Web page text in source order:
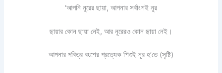
‘আপনি নূরের ছায়া, আপনার সর্বাংশই নূর
ছায়ার কোন ছায়া নেই, আর নূরেরও কোন ছায়া নেই।
আপনার পবিত্র বংশের প্রত্যেক শিশুই নূর হ’তে (সৃষ্টি)